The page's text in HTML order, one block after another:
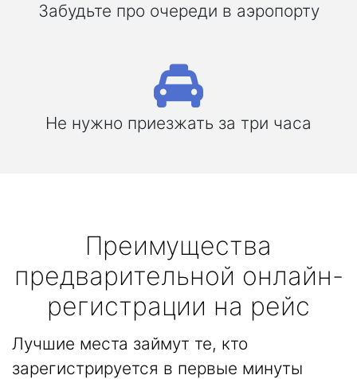
Забудьте про очереди в аэропорту
Не нужно приезжать за три часа
Преимущества
предварительной онлайн-
регистрации на рейс
Лучшие места займут те, кто
зарегистрируется в первые минуты